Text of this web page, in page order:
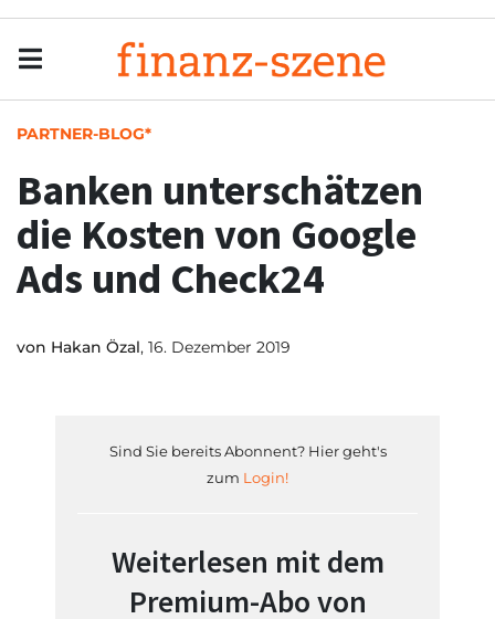
PARTNER-BLOG*
Banken unterschätzen
die Kosten von Google
Ads und Check24
von Hakan Özal, 16. Dezember 2019
Sind Sie bereits Abonnent? Hier geht's
zum Login!
Weiterlesen mit dem
Premium-Abo von